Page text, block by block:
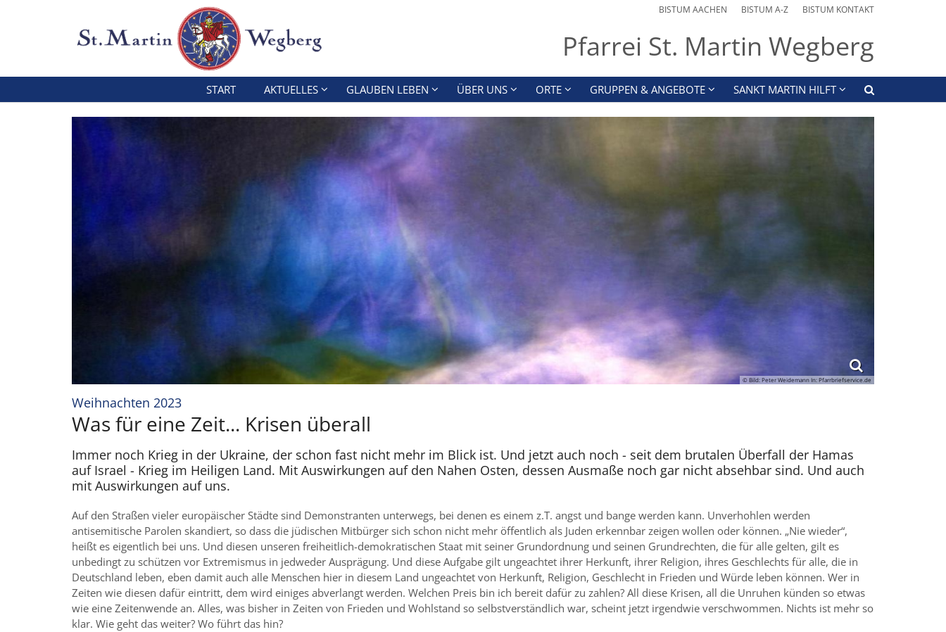
BISTUM AACHEN BISTUM A-Z BISTUM KONTAKT
Pfarrei St. Martin Wegberg
START AKTUELLES GLAUBEN LEBEN ÜBER UNS ORTE GRUPPEN & ANGEBOTE SANKT MARTIN HILFT
© Bild: Peter Weidemann In: Pfarrbriefservice.de
Weihnachten 2023:
Was für eine Zeit... Krisen überall
Immer noch Krieg in der Ukraine, der schon fast nicht mehr im Blick ist. Und jetzt auch noch - seit dem brutalen Überfall der Hamas
auf Israel - Krieg im Heiligen Land. Mit Auswirkungen auf den Nahen Osten, dessen Ausmaße noch gar nicht absehbar sind. Und auch
mit Auswirkungen auf uns.
Auf den Straßen vieler europäischer Städte sind Demonstranten unterwegs, bei denen es einem z.T. angst und bange werden kann. Unverhohlen werden
antisemitische Parolen skandiert, so dass die jüdischen Mitbürger sich schon nicht mehr öffentlich als Juden erkennbar zeigen wollen oder können. „Nie wieder“,
heißt es eigentlich bei uns. Und diesen unseren freiheitlich-demokratischen Staat mit seiner Grundordnung und seinen Grundrechten, die für alle gelten, gilt es
unbedingt zu schützen vor Extremismus in jedweder Ausprägung. Und diese Aufgabe gilt ungeachtet ihrer Herkunft, ihrer Religion, ihres Geschlechts für alle, die in
Deutschland leben, eben damit auch alle Menschen hier in diesem Land ungeachtet von Herkunft, Religion, Geschlecht in Frieden und Würde leben können. Wer in
Zeiten wie diesen dafür eintritt, dem wird einiges abverlangt werden. Welchen Preis bin ich bereit dafür zu zahlen? All diese Krisen, all die Unruhen künden so etwas
wie eine Zeitenwende an. Alles, was bisher in Zeiten von Frieden und Wohlstand so selbstverständlich war, scheint jetzt irgendwie verschwommen. Nichts ist mehr so
klar. Wie geht das weiter? Wo führt das hin?